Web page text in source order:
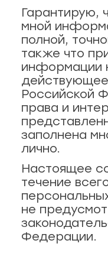
Гарантирую,
мной
полной,
также что
информации
действующее
Российской
права и
заполнена
лично.
Настоящее
течение
не
Федерации.